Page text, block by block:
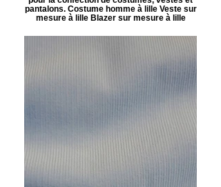
pantalons. Costume homme à lille Veste sur
mesure à lille Blazer sur mesure à lille